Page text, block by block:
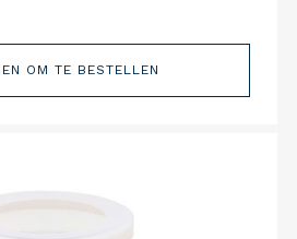
OM TE BESTELLEN